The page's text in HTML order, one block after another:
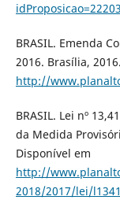
BRASIL. Emenda
2016. Brasília,
http://
BRASIL. Lei nº
da Medida
Disponível em
http://
2018/2017/lei/